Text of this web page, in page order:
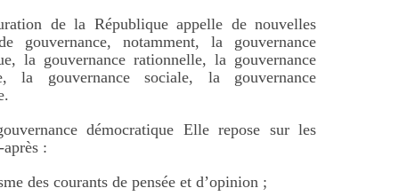
de la République appelle de nouvelles
gouvernance, notamment, la gouvernance
la gouvernance rationnelle, la gouvernance
la gouvernance sociale, la gouvernance
démocratique Elle repose sur les
:
des courants de pensée et d’opinion ;